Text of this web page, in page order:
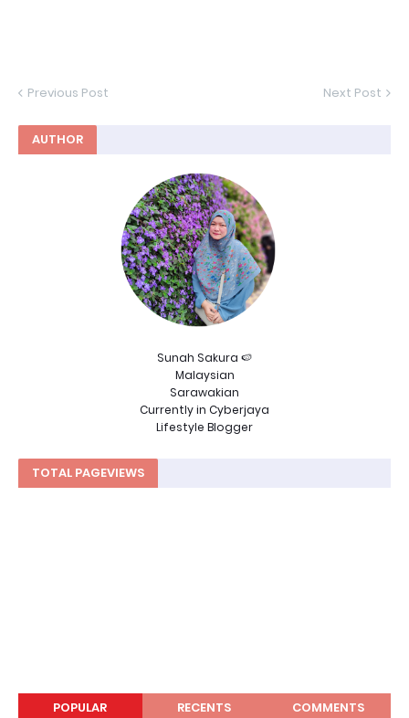
Previous Post Next Post
AUTHOR
Sunah Sakura 🍉
Malaysian
Sarawakian
Currently in Cyberjaya
Lifestyle Blogger
TOTAL PAGEVIEWS
POPULAR RECENTS COMMENTS